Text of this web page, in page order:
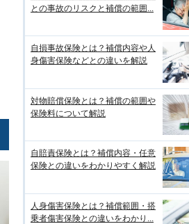
との事故のリスクと補償の範囲...
自損事故保険とは？補償内容や人
身傷害保険などとの違いを解説
対物賠償保険とは？補償の範囲や
保険料について解説
自賠責保険とは？補償内容・任意
保険との違いをわかりやすく解説
人身傷害保険とは？補償範囲・搭
乗者傷害保険との違いをわかり...